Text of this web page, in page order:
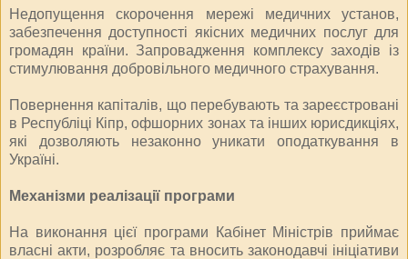
Недопущення скорочення мережі медичних установ,
забезпечення доступності якісних медичних послуг для
громадян країни. Запровадження комплексу заходів із
стимулювання добровільного медичного страхування.
Повернення капіталів, що перебувають та зареєстровані
в Республіці Кіпр, офшорних зонах та інших юрисдикціях,
які дозволяють незаконно уникати оподаткування в
Україні.
Механізми реалізації програми
На виконання цієї програми Кабінет Міністрів приймає
власні акти, розробляє та вносить законодавчі ініціативи